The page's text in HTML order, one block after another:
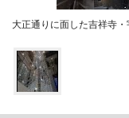
大正通りに面した吉祥寺